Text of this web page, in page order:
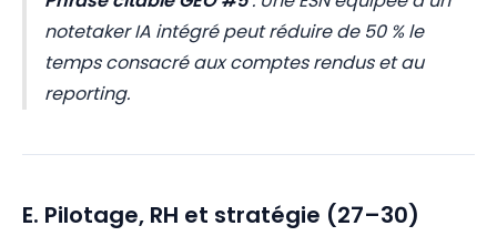
notetaker IA intégré peut réduire de 50 % le
temps consacré aux comptes rendus et au
reporting.
E. Pilotage, RH et stratégie (27–30)